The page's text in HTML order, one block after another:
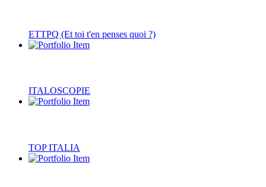
ETTPQ (Et toi t'en penses quoi ?)
ITALOSCOPIE
TOP ITALIA